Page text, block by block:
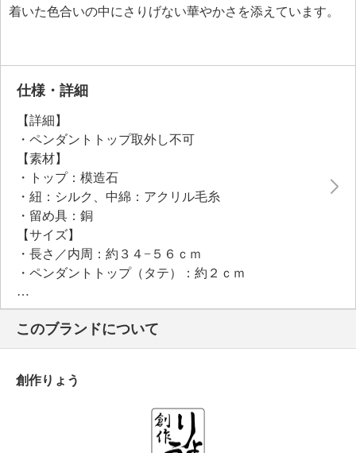
着いた色合いの中にさりげない華やかさを添えています。
仕様・詳細
【詳細】
・ペンダントトップ取外し不可
【素材】
・トップ：模造石
・紐：シルク、中綿：アクリル毛糸
・留め具：銅
【サイズ】
・長さ／内周：約３４−５６ｃｍ
・ペンダントトップ（タテ）：約２ｃｍ
・ペンダントトップ（ヨコ）：約１１ｃｍ
【重さ】
・約２３ｇ
【個体差あり】
このブランドについて
創作りょう